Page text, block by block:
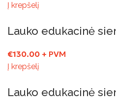
Į krepšelį
Lauko edukacinė
€130.00 + PVM
Į krepšelį
Lauko edukacinė